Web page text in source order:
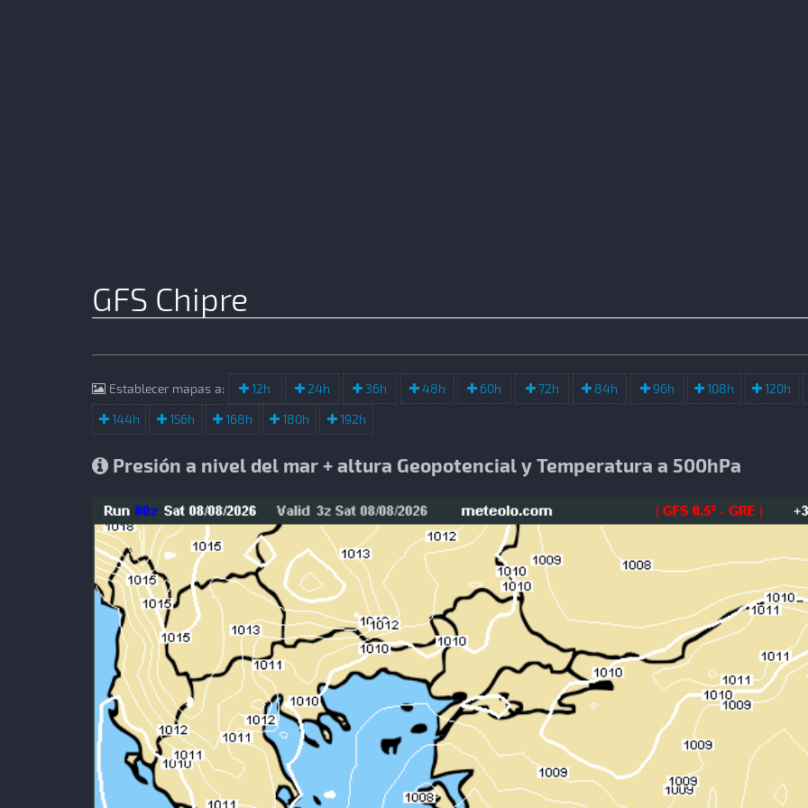
GFS Chipre
Establecer mapas a: 12h 24h 36h 48h 60h 72h 84h 96h 108h
120h
144h
156h 168h 180h 192h
Presión a nivel del mar + altura Geopotencial y Temperatura a 500hPa